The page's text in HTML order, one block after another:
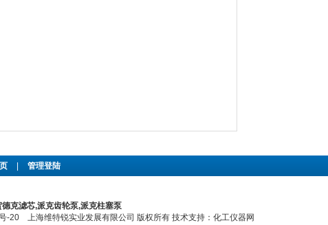
管理登陆
克滤芯,派克齿轮泵,派克柱塞泵
-20 上海维特锐实业发展有限公司 版权所有 技术支持： 化工仪器网